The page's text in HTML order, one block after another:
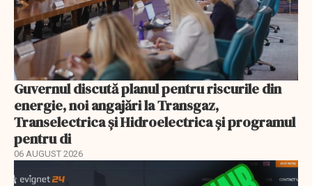
Guvernul discută planul pentru riscurile din
energie, noi angajări la Transgaz,
Transelectrica și Hidroelectrica și programul
pentru di
06 AUGUST 2026